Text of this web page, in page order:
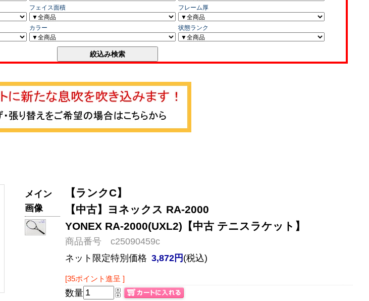
【ランクC】
【中古】ヨネックス RA-2000
YONEX RA-2000(UXL2)【中古 テニスラケット】
商品番号 c25090459c
ネット限定特別価格 3,872円 (税込)
[35ポイント進呈 ]
数量
メイン
画像